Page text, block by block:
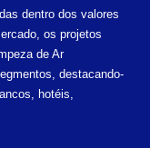
dentro dos valores
os projetos
de Ar
destacando-
hotéis,